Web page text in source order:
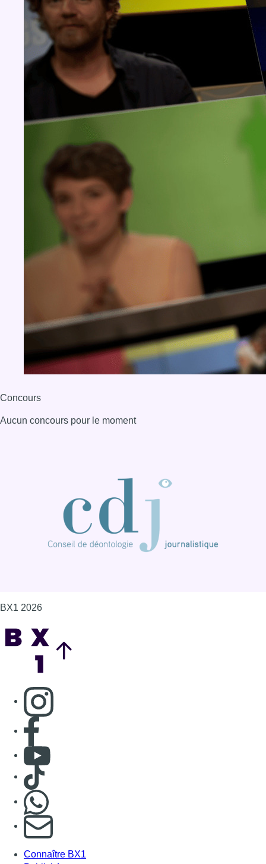
Concours
Aucun concours pour le moment
BX1 2026
Consulter page Instagram
Consulter page Facebook
Consulter Youtube
Consulter TikTok
S'abonner à notre newsletter
Connaître BX1